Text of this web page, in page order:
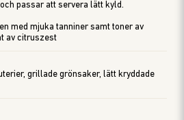
passar att servera lätt kyld.
med mjuka tanniner samt toner av
av citruszest
grillade grönsaker, lätt kryddade